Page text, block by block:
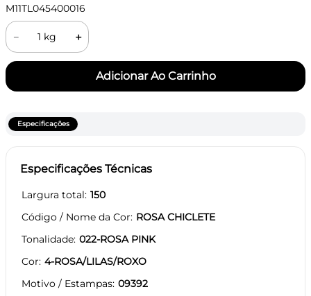
M11TL045400016
＋
－
Especificações
Especificações Técnicas
Largura total 150
Código / Nome da Cor ROSA CHICLETE
Tonalidade 022-ROSA PINK
Cor 4-ROSA/LILAS/ROXO
Motivo / Estampas 09392